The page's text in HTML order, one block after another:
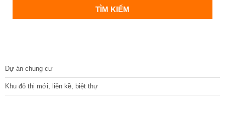
Dự án chung cư
Khu đô thị mới, liền kề, biệt thự